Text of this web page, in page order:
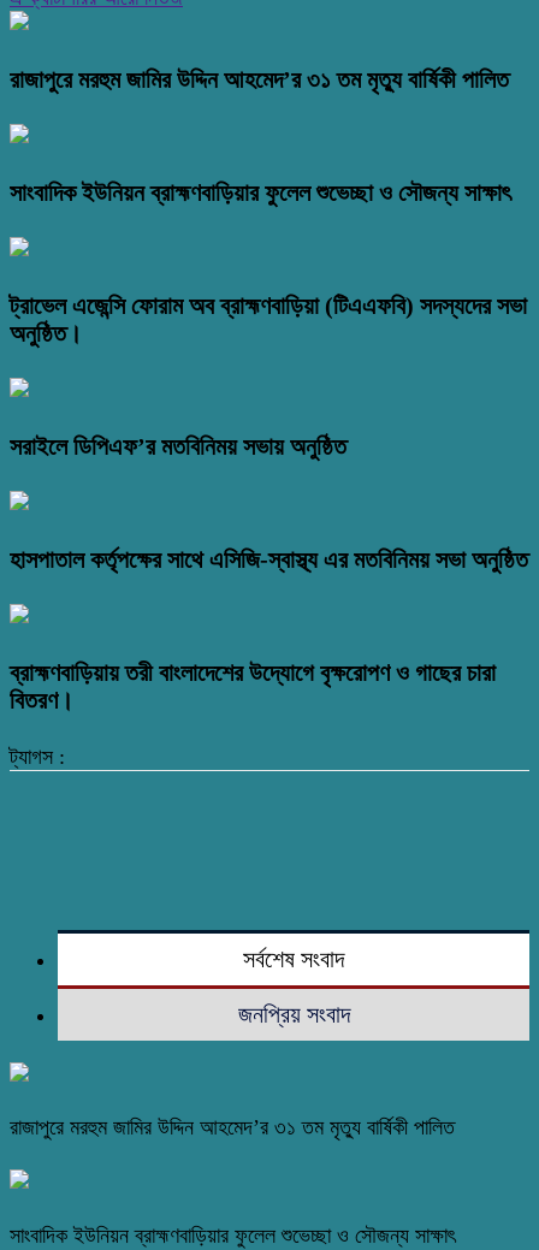
রাজাপুরে মরহুম জামির উদ্দিন আহমেদ’র ৩১ তম মৃত্যু বার্ষিকী পালিত
সাংবাদিক ইউনিয়ন ব্রাহ্মণবাড়িয়ার ফুলেল শুভেচ্ছা ও সৌজন্য সাক্ষাৎ
ট্রাভেল এজেন্সি ফোরাম অব ব্রাহ্মণবাড়িয়া (টিএএফবি) সদস্যদের সভা
অনুষ্ঠিত।
সরাইলে ডিপিএফ’র মতবিনিময় সভায় অনুষ্ঠিত
হাসপাতাল কর্তৃপক্ষের সাথে এসিজি-স্বাস্থ্য এর মতবিনিময় সভা অনুষ্ঠিত
ব্রাহ্মণবাড়িয়ায় তরী বাংলাদেশের উদ্যোগে বৃক্ষরোপণ ও গাছের চারা
বিতরণ।
ট্যাগস :
সর্বশেষ সংবাদ
জনপ্রিয় সংবাদ
রাজাপুরে মরহুম জামির উদ্দিন আহমেদ’র ৩১ তম মৃত্যু বার্ষিকী পালিত
সাংবাদিক ইউনিয়ন ব্রাহ্মণবাড়িয়ার ফুলেল শুভেচ্ছা ও সৌজন্য সাক্ষাৎ